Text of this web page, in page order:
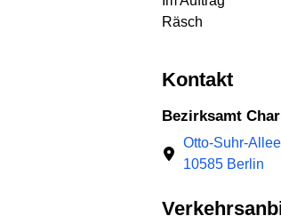
Räsch
Kontakt
Bezirksamt
Otto-Suhr-
10585 Berlin